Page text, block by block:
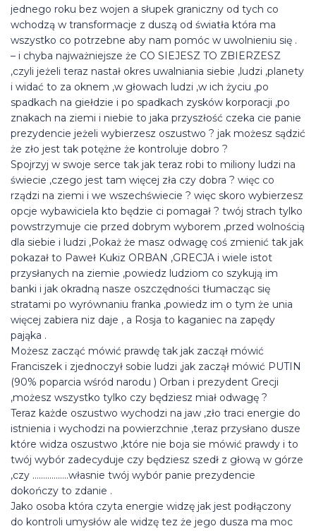
jednego roku bez wojen a słupek graniczny od tych co
wchodzą w transformacje z duszą od światła która ma
wszystko co potrzebne aby nam pomóc w uwolnieniu się .
– i chyba najważniejsze że CO SIEJESZ TO ZBIERZESZ
,czyli jeżeli teraz nastał okres uwalniania siebie ,ludzi ,planety
i widać to za oknem ,w głowach ludzi ,w ich życiu ,po
spadkach na giełdzie i po spadkach zysków korporacji ,po
znakach na ziemi i niebie to jaka przyszłość czeka cie panie
prezydencie jeżeli wybierzesz oszustwo ? jak możesz sądzić
że zło jest tak potężne że kontroluje dobro ?
Spojrzyj w swoje serce tak jak teraz robi to miliony ludzi na
świecie ,czego jest tam więcej zła czy dobra ? więc co
rządzi na ziemi i we wszechświecie ? więc skoro wybierzesz
opcje wybawiciela kto będzie ci pomagał ? twój strach tylko
powstrzymuje cie przed dobrym wyborem ,przed wolnością
dla siebie i ludzi ,Pokaż że masz odwagę coś zmienić tak jak
pokazał to Paweł Kukiz ORBAN ,GRECJA i wiele istot
przysłanych na ziemie ,powiedz ludziom co szykują im
banki i jak okradną nasze oszczędności tłumacząc się
stratami po wyrównaniu franka ,powiedz im o tym że unia
więcej zabiera niz daje , a Rosja to kaganiec na zapędy
pająka .
Możesz zacząć mówić prawdę tak jak zaczął mówić
Franciszek i zjednoczył sobie ludzi ,jak zaczął mówić PUTIN
(90% poparcia wśród narodu ) Orban i prezydent Grecji
,możesz wszystko tylko czy będziesz miał odwagę ?
Teraz każde oszustwo wychodzi na jaw ,zło traci energie do
istnienia i wychodzi na powierzchnie ,teraz przysłano dusze
które widza oszustwo ,które nie boja sie mówić prawdy i to
twój wybór zadecyduje czy będziesz szedł z głową w górze
,czy ……………..własnie twój wybór panie prezydencie
dokończy to zdanie .
Jako osoba która czyta energie widzę jak jest podłączony
do kontroli umysłów ale widzę tez że jego dusza ma moc